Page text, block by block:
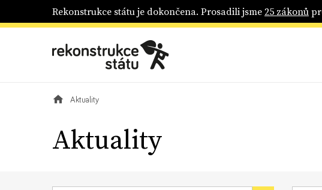
Rekonstrukce státu je dokončena. Prosadili jsme25 zákonů
Aktuality
Aktuality